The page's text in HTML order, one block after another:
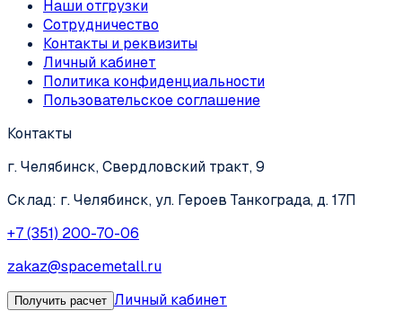
Наши отгрузки
Сотрудничество
Контакты и реквизиты
Личный кабинет
Политика конфиденциальности
Пользовательское соглашение
Контакты
г. Челябинск, Свердловский тракт, 9
Склад: г. Челябинск, ул. Героев Танкограда, д. 17П
+7 (351) 200-70-06
zakaz@spacemetall.ru
Получить расчет Личный кабинет